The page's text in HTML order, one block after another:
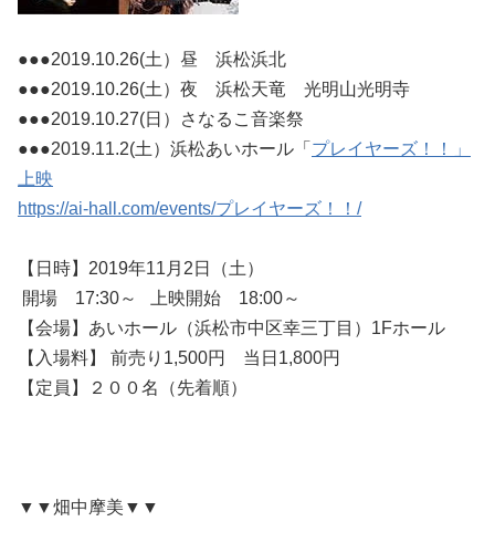
●●●2019.10.26(土）昼 浜松浜北
●●●2019.10.26(土）夜 浜松天竜 光明山光明寺
●●●2019.10.27(日）さなるこ音楽祭
●●●2019.11.2(土）浜松あいホール「 プレイヤーズ！！」
上映
https://ai-hall.com/events/プレイヤーズ！！/
【日時】2019年11月2日（土）
開場 17:30～ 上映開始 18:00～
【会場】あいホール（浜松市中区幸三丁目）1Fホール
【入場料】 前売り1,500円 当日1,800円
【定員】２００名（先着順）
▼▼畑中摩美▼▼